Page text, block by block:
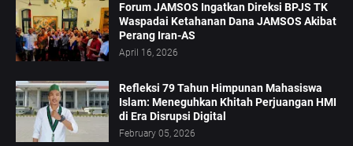
Forum JAMSOS Ingatkan Direksi BPJS TK
Waspadai Ketahanan Dana JAMSOS Akibat
Perang Iran-AS
April 16, 2026
Refleksi 79 Tahun Himpunan Mahasiswa
Islam: Meneguhkan Khitah Perjuangan HMI
di Era Disrupsi Digital
February 05, 2026